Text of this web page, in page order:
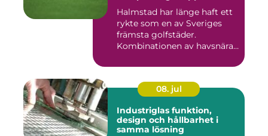
Halmstad har länge haft ett
rykte som en av Sveriges
främsta golfstäder.
Kombinationen av havsnära
08. jul
Industriglas funktion,
design och hållbarhet i
samma lösning